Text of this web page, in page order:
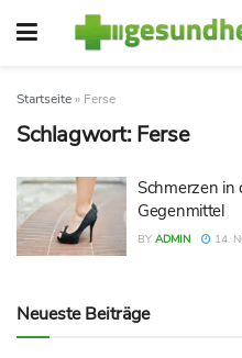
Startseite » Ferse
Schlagwort:Ferse
Schmerzen in
Gegenmittel
BY ADMIN 14.
Neueste Beiträge